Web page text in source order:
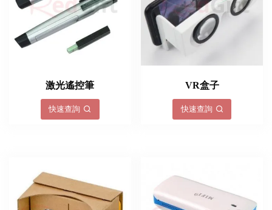
激光遙控筆
快速查詢
VR盒子
快速查詢